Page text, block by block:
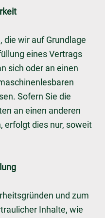
die wir auf Grundlage
eines Vertrags
sich oder an einen
Sofern Sie die
an einen anderen
erfolgt dies nur, soweit
und zum
Inhalte, wie